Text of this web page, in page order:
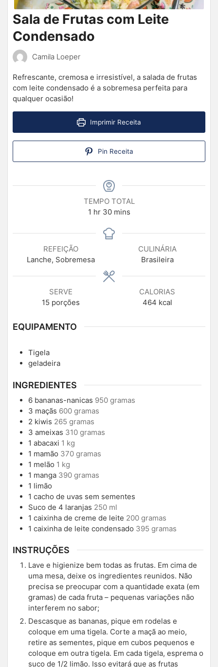
Sala de Frutas com Leite
Condensado
Camila Loeper
Refrescante, cremosa e irresistível, a salada de frutas
com leite condensado é a sobremesa perfeita para
qualquer ocasião!
Imprimir Receita
Pin Receita
TEMPO TOTAL
1 hr 30 mins
REFEIÇÃO
Lanche, Sobremesa
CULINÁRIA
Brasileira
SERVE
15 porções
CALORIAS
464 kcal
EQUIPAMENTO
Tigela
geladeira
INGREDIENTES
6 bananas-nanicas 950 gramas
3 maçãs 600 gramas
2 kiwis 265 gramas
3 ameixas 310 gramas
1 abacaxi 1 kg
1 mamão 370 gramas
1 melão 1 kg
1 manga 390 gramas
1 limão
1 cacho de uvas sem sementes
Suco de 4 laranjas 250 ml
1 caixinha de creme de leite 200 gramas
1 caixinha de leite condensado 395 gramas
INSTRUÇÕES
Lave e higienize bem todas as frutas. Em cima de
uma mesa, deixe os ingredientes reunidos. Não
precisa se preocupar com a quantidade exata (em
gramas) de cada fruta – pequenas variações não
interferem no sabor;
Descasque as bananas, pique em rodelas e
coloque em uma tigela. Corte a maçã ao meio,
retire as sementes, pique em cubos pequenos e
coloque em outra tigela. Em cada tigela, esprema o
suco de 1/2 limão. Isso evitará que as frutas